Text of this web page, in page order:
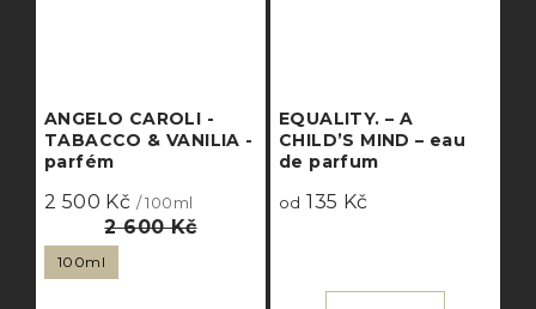
ANGELO CAROLI -
TABACCO & VANILIA -
parfém
2 500 Kč / 100ml
2 600 Kč
100ml
EQUALITY. – A
CHILD’S MIND – eau
de parfum
od 135 Kč